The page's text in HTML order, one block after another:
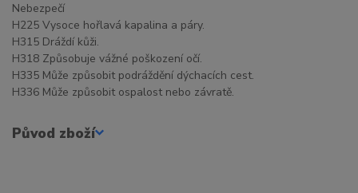
Nebezpečí
H225 Vysoce hořlavá kapalina a páry.
H315 Dráždí kůži.
H318 Způsobuje vážné poškození očí.
H335 Může způsobit podráždění dýchacích cest.
H336 Může způsobit ospalost nebo závratě.
Původ zboží